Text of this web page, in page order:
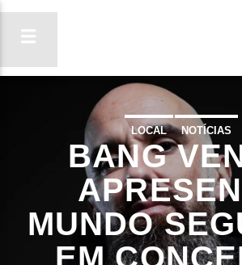
ON FM
LIGA-TE
LOCAL NOTÍCIAS
BANG
MUNDO
EM